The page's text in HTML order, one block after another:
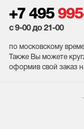
+7 495
с 9-00 до 21-00
по московскому
Также Вы можете
оформив свой заказ